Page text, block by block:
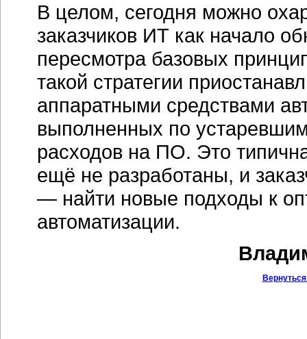
В целом, сегодня можно
заказчиков ИТ как начало
пересмотра базовых
такой стратегии
аппаратными средствами
выполненных по
расходов на ПО. Это
ещё не разработаны, и
— найти новые подходы к
автоматизации.